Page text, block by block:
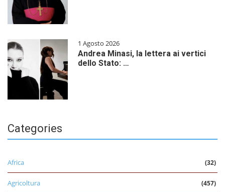
1 Agosto 2026
Andrea Minasi, la lettera ai vertici
dello Stato: …
Categories
Africa (32)
Agricoltura (457)